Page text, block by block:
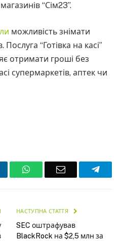
“Сім23”.
можливість знімати
Послуга “Готівка на касі”
отримати гроші без
супермаркетів, аптек чи
WhatsAppEmail
НАСТУПНА СТАТТЯ
SEC оштрафував
BlackRock на $2,5 млн за